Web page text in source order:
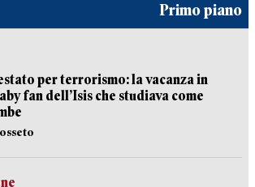
Primo piano
per terrorismo: la vacanza in
fan dell’Isis che studiava come